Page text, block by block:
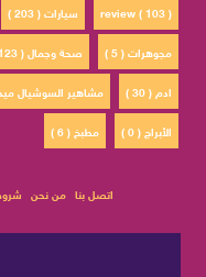
سيارات ( 203 )
review ( 103 )
صحة وجمال ( 123 )
مجوهرات ( 5 )
مشاهير السوشيال
ادم ( 30 )
مطبخ ( 6 )
الأبراج ( 0 )
من نحن اتصل بنا